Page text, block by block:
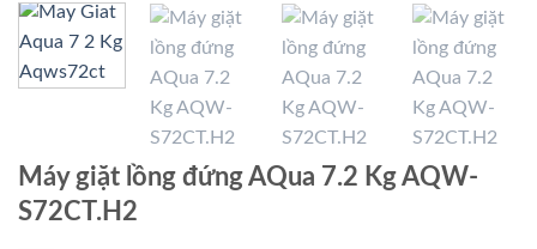
Máy giặt lồng đứng AQua 7.2 Kg AQW-
S72CT.H2